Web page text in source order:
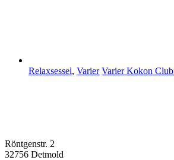
Relaxsessel, Varier Varier Kokon Club
Röntgenstr. 2
32756 Detmold